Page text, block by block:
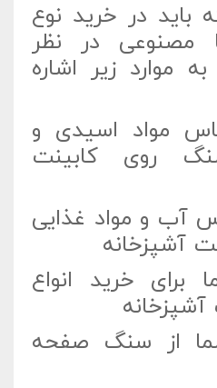
باید در خرید نوع
در نظر
موارد زیر اشاره
مواد اسیدی و
روی کابینت
آب و مواد غذایی
آشپزخانه
برای خرید انواع
از سنگ صفحه